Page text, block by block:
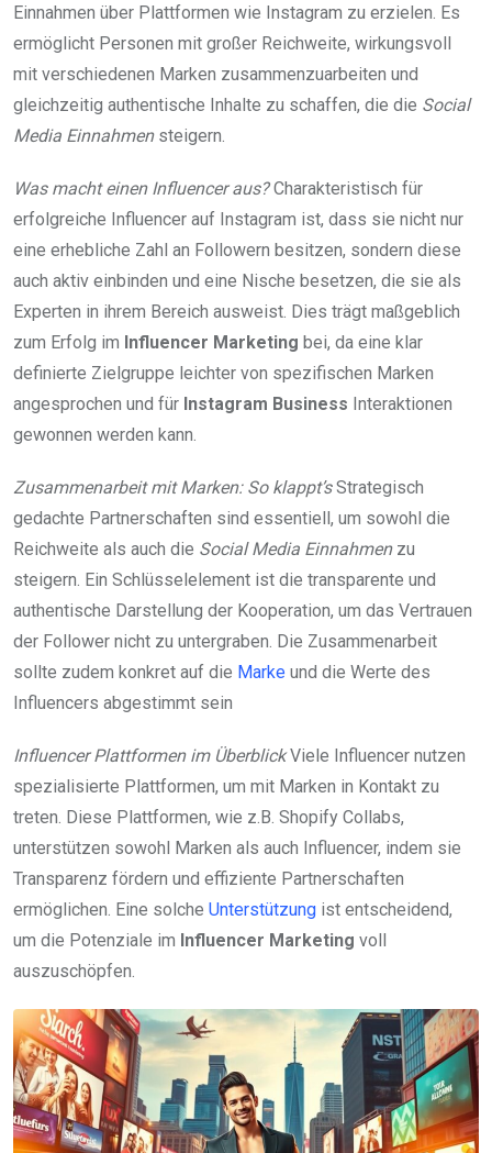
Einnahmen über Plattformen wie Instagram zu erzielen. Es
ermöglicht Personen mit großer Reichweite, wirkungsvoll
mit verschiedenen Marken zusammenzuarbeiten und
gleichzeitig authentische Inhalte zu schaffen, die die Social
Media Einnahmensteigern.
Was macht einen Influencer aus?Charakteristisch für
erfolgreiche Influencer auf Instagram ist, dass sie nicht nur
eine erhebliche Zahl an Followern besitzen, sondern diese
auch aktiv einbinden und eine Nische besetzen, die sie als
Experten in ihrem Bereich ausweist. Dies trägt maßgeblich
zum Erfolg im Influencer Marketing bei, da eine klar
definierte Zielgruppe leichter von spezifischen Marken
angesprochen und für Instagram Business Interaktionen
gewonnen werden kann.
Zusammenarbeit mit Marken: So klappt’sStrategisch
gedachte Partnerschaften sind essentiell, um sowohl die
Reichweite als auch die Social Media Einnahmenzu
steigern. Ein Schlüsselelement ist die transparente und
authentische Darstellung der Kooperation, um das Vertrauen
der Follower nicht zu untergraben. Die Zusammenarbeit
sollte zudem konkret auf die Marke und die Werte des
Influencers abgestimmt sein
Influencer Plattformen im ÜberblickViele Influencer nutzen
spezialisierte Plattformen, um mit Marken in Kontakt zu
treten. Diese Plattformen, wie z.B. Shopify Collabs,
unterstützen sowohl Marken als auch Influencer, indem sie
Transparenz fördern und effiziente Partnerschaften
ermöglichen. Eine solche Unterstützung ist entscheidend,
um die Potenziale im Influencer Marketing voll
auszuschöpfen.